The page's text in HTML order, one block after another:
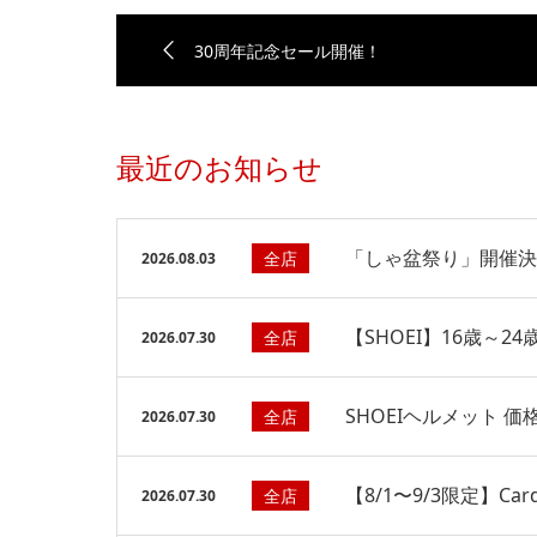
30周年記念セール開催！
最近のお知らせ
2026.08.03 全店 「しゃ盆祭り」開催決
2026.07.30 全店 【SHOEI】16歳～
2026.07.30 全店 SHOEIヘルメット 価
2026.07.30 全店 【8/1〜9/3限定】